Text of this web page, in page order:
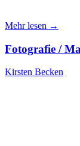
Mehr lesen →
Fotografie /
Kirsten Becken